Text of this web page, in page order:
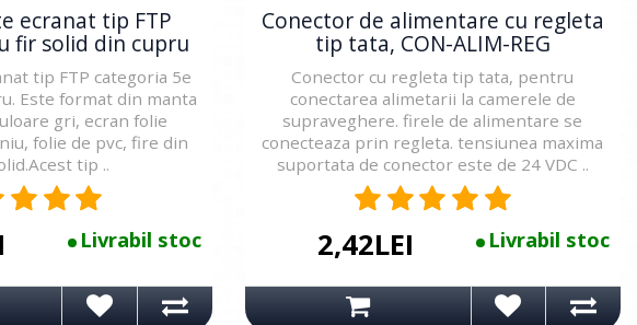
ecranat tip FTP
fir solid din cupru
tip FTP categoria 5e
Este format din manta
gri, ecran folie
folie de pvc, fire din
tip ..
Livrabil stoc
Conector de alimentare cu regleta
tip tata, CON-ALIM-REG
Conector cu regleta tip tata, pentru
conectarea alimetarii la camerele de
supraveghere. firele de alimentare se
conecteaza prin regleta. tensiunea maxima
suportata de conector este de 24 VDC ..
Livrabil stoc
2,42LEI